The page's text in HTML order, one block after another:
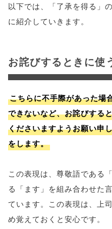
以下では、「了承を得る」
に紹介していきます。
お詫びするときに使
こちらに不手際があった場
できないなど、お詫びする
くださいますようお願い申
をします。
この表現は、尊敬語である
る「ます」を組み合わせた
ています。この表現は、上
め覚えておくと安心です。